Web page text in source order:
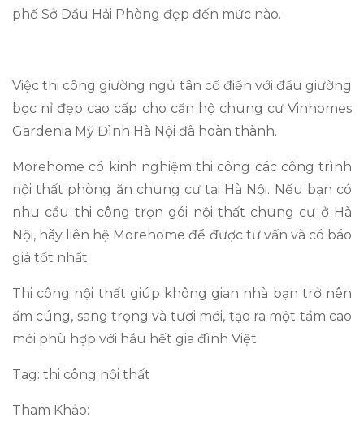
phố Sở Dầu Hải Phòng đẹp đến mức nào.
Việc thi công giường ngủ tân cổ điển với đầu giường
bọc nỉ đẹp cao cấp cho căn hộ chung cư Vinhomes
Gardenia Mỹ Đình Hà Nội đã hoàn thành.
Morehome có kinh nghiệm thi công các công trình
nội thất phòng ăn chung cư tại Hà Nội. Nếu bạn có
nhu cầu thi công trọn gói nội thất chung cư ở Hà
Nội, hãy liên hệ Morehome để được tư vấn và có báo
giá tốt nhất.
Thi công nội thất giúp không gian nhà bạn trở nên
ấm cúng, sang trọng và tươi mới, tạo ra một tầm cao
mới phù hợp với hầu hết gia đình Việt.
Tag: thi công nội thất
Tham Khảo: